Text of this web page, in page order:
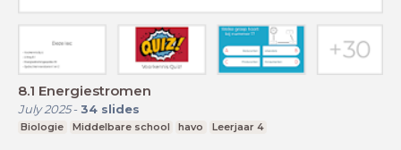
8.1 Energiestromen
July 2025- 34 slides
Biologie Middelbare school havo Leerjaar 4